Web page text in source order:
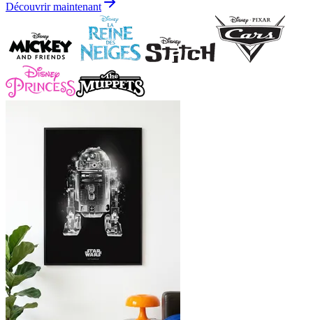
Découvrir maintenant